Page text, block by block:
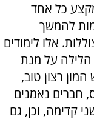
כל אחד
להמשך
אלו לימודים
על מנת
רצון טוב,
חברים נאמנים
קדימה, וכן, גם